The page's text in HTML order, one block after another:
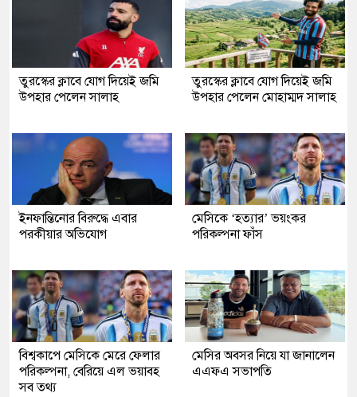
তুরস্কের ক্লাবে যোগ দিয়েই জমি
উপহার পেলেন সালাহ
তুরস্কের ক্লাবে যোগ দিয়েই জমি
উপহার পেলেন মোহাম্মদ সালাহ
ইনফান্তিনোর বিরুদ্ধে এবার
পরকীয়ার অভিযোগ
মেসিকে ‘হত্যার’ ভয়ংকর
পরিকল্পনা ফাঁস
বিশ্বকাপে মেসিকে মেরে ফেলার
পরিকল্পনা, বেরিয়ে এল ভয়াবহ
সব তথ্য
মেসির অবসর নিয়ে যা জানালেন
এএফএ সভাপতি